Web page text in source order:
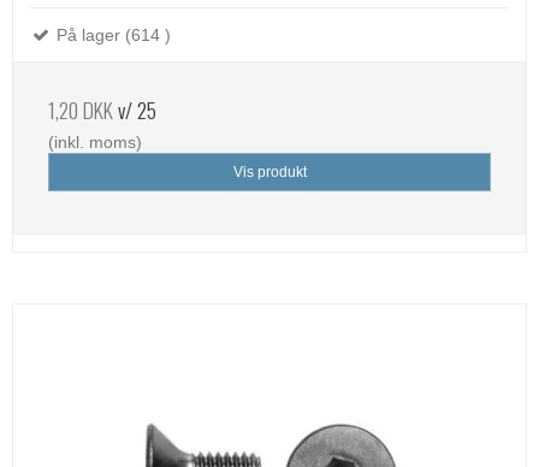
På lager (614 )
1,20 DKKv/ 25
(inkl. moms)
Vis produkt